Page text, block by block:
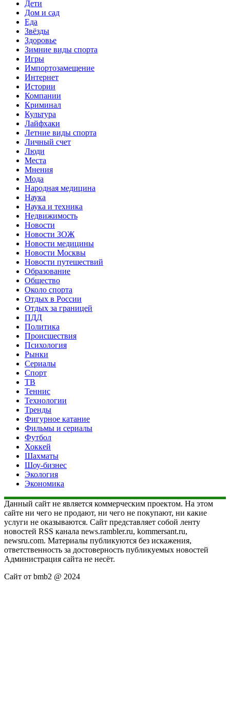
Дети
Дом и сад
Еда
Звёзды
Здоровье
Зимние виды спорта
Игры
Импортозамещение
Интернет
Истории
Компании
Криминал
Культура
Лайфхаки
Летние виды спорта
Личный счет
Люди
Места
Мнения
Мода
Народная медицина
Наука
Наука и техника
Недвижимость
Новости
Новости ЗОЖ
Новости медицины
Новости Москвы
Новости путешествий
Образование
Общество
Около спорта
Отдых в России
Отдых за границей
ПДД
Политика
Происшествия
Психология
Рынки
Сериалы
Спорт
ТВ
Теннис
Технологии
Тренды
Фигурное катание
Фильмы и сериалы
Футбол
Хоккей
Шахматы
Шоу-бизнес
Экология
Экономика
Данный сайт не является коммерческим проектом. На этом
сайте ни чего не продают, ни чего не покупают, ни какие
услуги не оказываются. Сайт представляет собой ленту
новостей RSS канала news.rambler.ru, kommersant.ru,
newsru.com. Материалы публикуются без искажения,
ответственность за достоверность публикуемых новостей
Администрация сайта не несёт.
Сайт от bmb2 @ 2024